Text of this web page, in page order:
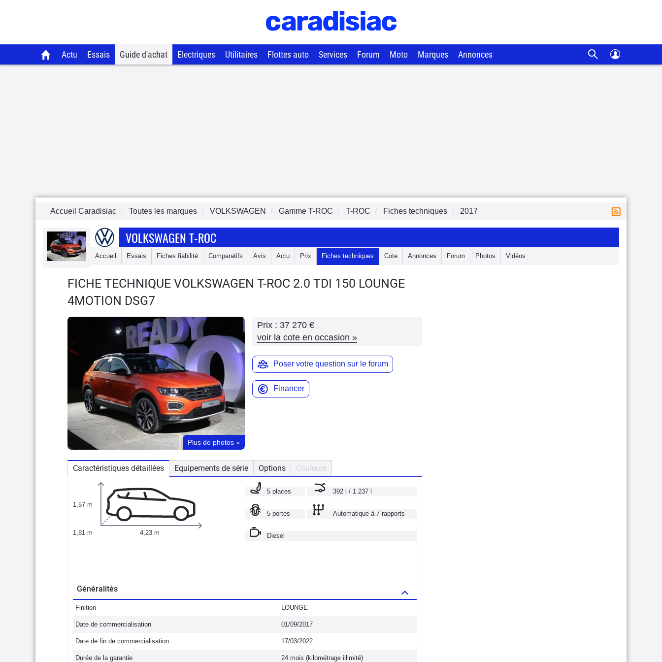
Actu Essais Guide d'achat Electriques Utilitaires Flottes auto Services Forum Moto Marques Annonces
Accueil Caradisiac Toutes les marques VOLKSWAGEN Gamme T-ROC T-ROC Fiches techniques 2017
VOLKSWAGEN T-ROC
Accueil Essais Fiches fiabilité Comparatifs Avis Actu Prix Fiches techniques Cote Annonces Forum Photos Vidéos
FICHE TECHNIQUE VOLKSWAGEN T-ROC 2.0 TDI 150 LOUNGE
4MOTION DSG7
Plus de photos »
Prix : 37 270 €
voir la cote en occasion »
Poser votre question sur le forum
Financer
Caractéristiques détaillées Equipements de série Options Couleurs
1,57 m
1,81 m 4,23 m
5 places 392 l / 1 237 l
5 portes Automatique à 7 rapports
Diesel
Généralités
Finition LOUNGE
Date de commercialisation 01/09/2017
Date de fin de commercialisation 17/03/2022
Durée de la garantie 24 mois (kilométrage illimité)